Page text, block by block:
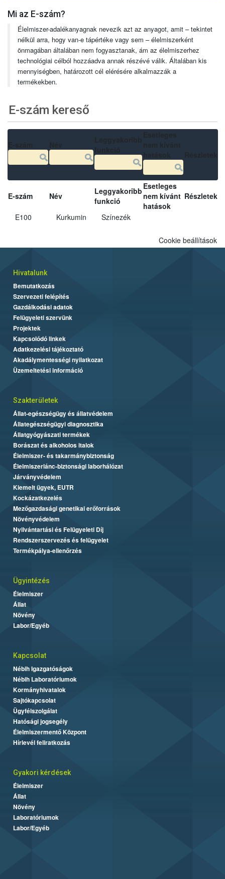
Mi az E-szám?
Élelmiszer-adalékanyagnak nevezik azt az anyagot, amit – tekintet
nélkül arra, hogy van-e tápértéke vagy sem – élelmiszerként
önmagában általában nem fogyasztanak, ám az élelmiszerhez
technológiai célból hozzáadva annak részévé válik. Általában kis
mennyiségben, határozott cél elérésére alkalmazzák a
termékekben.
E-szám kereső
E-szám Név
Leggyakoribb
funkció
Esetleges
nem kívánt
hatások
Részletek
E100 Kurkumin Színezék
Cookie beállítások
Hivatalunk
Bemutatkozás
Szervezeti felépítés
Gazdálkodási adatok
Felügyeleti szervünk
Projektek
Kapcsolódó linkek
Adatkezelési tájékoztató
Akadálymentességi nyilatkozat
Üzemeltetési információ
Szakterületek
Állat-egészségügy és állatvédelem
Állategészségügyi diagnosztika
Állatgyógyászati termékek
Borászat és alkoholos italok
Élelmiszer- és takarmánybiztonság
Élelmiszerlánc-biztonsági laborhálózat
Járványvédelem
Kiemelt ügyek, EUTR
Kockázatkezelés
Mezőgazdasági genetikai erőforrások
Növényvédelem
Nyilvántartási és Felügyeleti Díj
Rendszerszervezés és felügyelet
Termékpálya-ellenőrzés
Ügyintézés
Élelmiszer
Állat
Növény
Labor/Egyéb
Kapcsolat
Nébih Igazgatóságok
Nébih Laboratóriumok
Kormányhivatalok
Sajtókapcsolat
Ügyfélszolgálat
Hatósági jogsegély
Élelmiszermentő Központ
Hírlevél feliratkozás
Gyakori kérdések
Élelmiszer
Állat
Növény
Laboratóriumok
Labor/Egyéb